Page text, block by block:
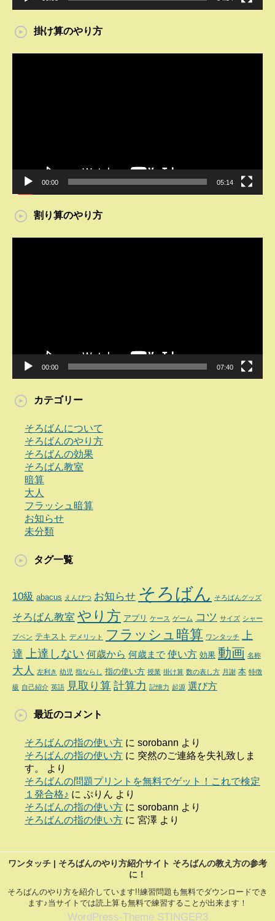
掛け算のやり方
00:00 05:14
割り算のやり方
00:00 07:40
カテゴリー
そろばんについて
そろばんのやり方
そろばんの効果
そろばん教室
暗算
大人
フラッシュ暗算
お知らせ
未分類
タグ一覧
10級 abacus えんぴつ お知らせ そろばん そろばんグッズ
そろばん教室 やり方 アプリ ケース ゲーム コツ サイズ シャー
プペン テキスト デメリット フラッシュ暗算 ワンタッチ
上
達
上達しない 何歳から 何歳まで 使い方 効果 動画 名称
大人 左利き 幼児 指ならし 指の使い方 授業 掛け算 数の表し方 月謝 本 特徴
級 自己紹介 英語 見取り算計算力 記憶力 起源 選び方
最近のコメント
そろばんの指の使い方 に sorobann より
そろばんの指の使い方 に 突然のご連絡を失礼致しま
す。
より
そろばんの問題プリントを無料でゲット！これで検定
１発合格♪ に ぷりん より
そろばんの指の使い方 に sorobann より
そろばんの指の使い方 に 宮澤 より
ワンタッチ | そろばんのやり方紹介サイト そろばんの教え方の参考
に！
そろばんのやり方を紹介しています!!練習問題も無料でダウンロードでき
ます♪当サイトでは読上算も無料で練習することが出来ます！
WordPress-Theme STINGER3